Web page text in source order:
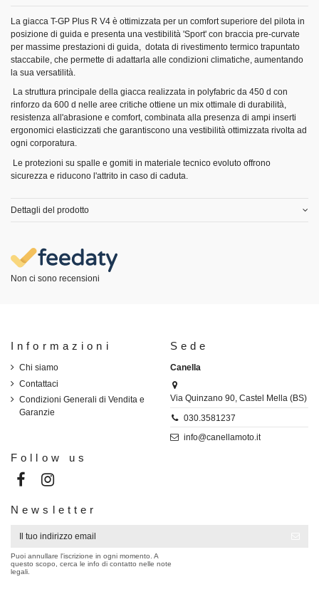
La giacca T-GP Plus R V4 è ottimizzata per un comfort superiore del pilota in
posizione di guida e presenta una vestibilità 'Sport' con braccia pre-curvate
per massime prestazioni di guida, dotata di rivestimento termico trapuntato
staccabile, che permette di adattarla alle condizioni climatiche, aumentando
la sua versatilità.
La struttura principale della giacca realizzata in polyfabric da 450 d con
rinforzo da 600 d nelle aree critiche ottiene un mix ottimale di durabilità,
resistenza all'abrasione e comfort, combinata alla presenza di ampi inserti
ergonomici elasticizzati che garantiscono una vestibilità ottimizzata rivolta ad
ogni corporatura.
Le protezioni su spalle e gomiti in materiale tecnico evoluto offrono
sicurezza e riducono l'attrito in caso di caduta.
Dettagli del prodotto
Non ci sono recensioni
Informazioni
Chi siamo
Contattaci
Condizioni Generali di Vendita e
Garanzie
Sede
Canella
Via Quinzano 90, Castel Mella (BS)
030.3581237
info@canellamoto.it
Follow us
Newsletter
Puoi annullare l'iscrizione in ogni momento. A
questo scopo, cerca le info di contatto nelle note
legali.